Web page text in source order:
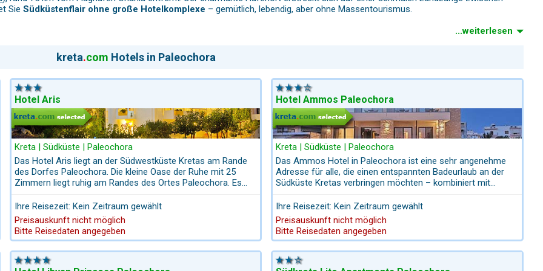
Sie Südküstenflair ohne große Hotelkomplexe – gemütlich, lebendig, aber ohne Massentourismus.
darunter zwei Strände mit „Blauer Flagge“:
– beliebt bei Einheimischen und Schnorchlern.
Sand- und Kiesabschnitten – ruhiger und besonders stimmungsvoll.
ein kleines Dünen- und Naturschutzgebiet mit zwei unterschiedlichen Strandseiten – perfekt für Schnorchelfreunde und
Fußgängerzone. Tavernen und Cafés stellen ihre Tische auf die Straße, Lichterketten leuchten zwischen den Häusern, und die
ist Paleochora eine charmante „Kleinstadt“ geblieben – besonders geschätzt von Individualisten und Stammgästen.
Westkretas:
...weiterlesen
kreta.com Hotels in Paleochora
Hotel Aris
Kreta | Südküste | Paleochora
Das Hotel Aris liegt an der Südwestküste Kretas am Rande
des Dorfes Paleochora. Die kleine Oase der Ruhe mit 25
Zimmern liegt ruhig am Randes des Ortes Paleochora. Es
des Ortes Paleochora sind es nur 5 Gehminuten. Alle
Zimmer mit Kühlschrank und Tee/Kaffee-Zubereiter. Das
Hinterland von Paleochora ist ein gutes Wandergebiet. Der
Europäische Wanderweg E 4 führt an Paleochora vorbei.
Ihre Reisezeit: Kein Zeitraum gewählt
Preisauskunft nicht möglich
Bitte Reisedaten angegeben
Hotel Ammos Paleochora
Kreta | Südküste | Paleochora
Das Ammos Hotel in Paleochora ist eine sehr angenehme
Adresse für alle, die einen entspannten Badeurlaub an der
Südküste Kretas verbringen möchten – kombiniert mit
zum Ortsleben. Die Anlage liegt nur 50 Meter vom langen
Sand- und Kiesstrand entfernt und bietet so ideale
Voraussetzungen für Strandtage, Sonnenbäder und
erfrischende Sprünge ins Meer.
Paleochora selbst zählt zu den charmantesten Orten im
Ihre Reisezeit: Kein Zeitraum gewählt
Preisauskunft nicht möglich
Bitte Reisedaten angegeben